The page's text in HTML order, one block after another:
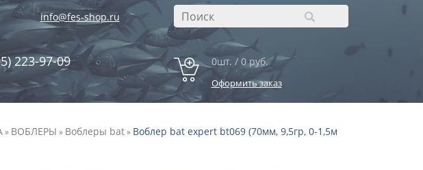
info@fes-shop.ru
223-97-09 0шт. / 0 руб.
Оформить заказ
» ВОБЛЕРЫ » Воблеры bat» Воблер bat expert bt069 (70мм, 9,5гр, 0-1,5м